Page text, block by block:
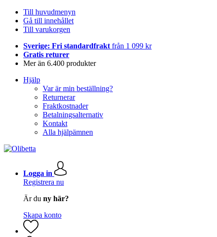
Till huvudmenyn
Gå till innehållet
Till varukorgen
Sverige: Fri standardfrakt från 1 099 kr
Gratis returer
Mer än 6.400 produkter
Hjälp
Var är min beställning?
Returnerar
Fraktkostnader
Betalningsalternativ
Kontakt
Alla hjälpämnen
Logga in
Registrera nu
Är du ny här?
Skapa konto